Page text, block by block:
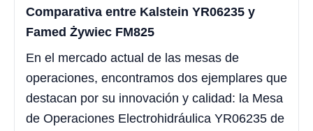
Comparativa entre Kalstein YR06235 y
Famed Żywiec FM825
En el mercado actual de las mesas de
operaciones, encontramos dos ejemplares que
destacan por su innovación y calidad: la Mesa
de Operaciones Electrohidráulica YR06235 de